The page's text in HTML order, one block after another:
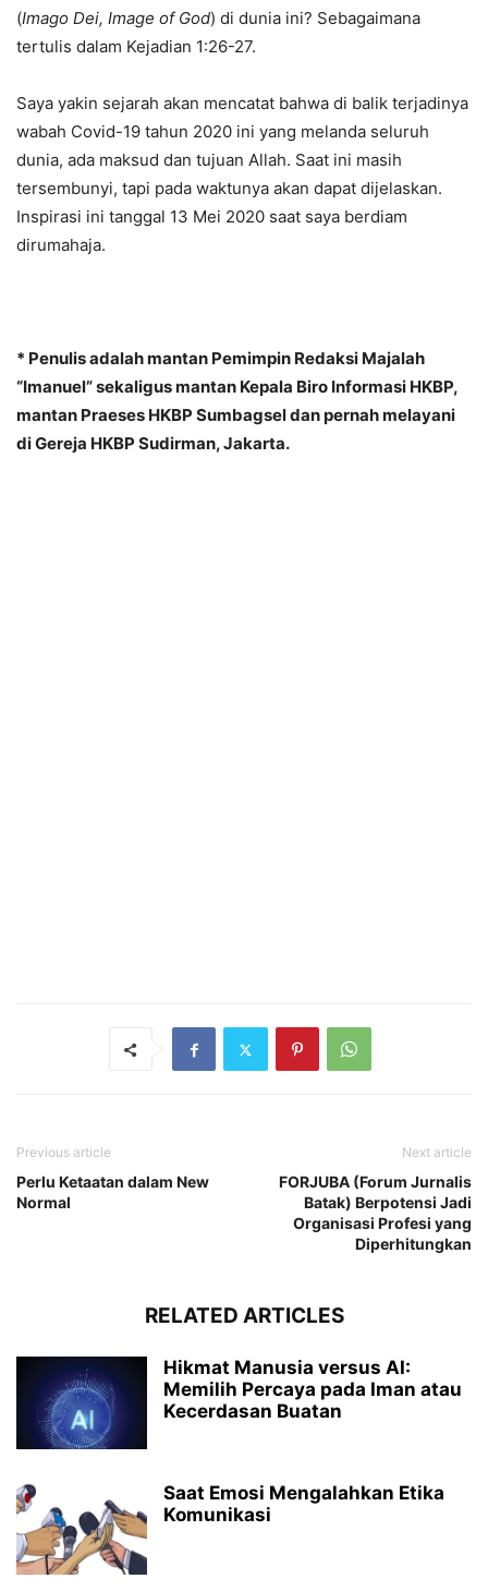
(Imago Dei, Image of God) di dunia ini? Sebagaimana
tertulis dalam Kejadian 1:26-27.
Saya yakin sejarah akan mencatat bahwa di balik terjadinya
wabah Covid-19 tahun 2020 ini yang melanda seluruh
dunia, ada maksud dan tujuan Allah. Saat ini masih
tersembunyi, tapi pada waktunya akan dapat dijelaskan.
Inspirasi ini tanggal 13 Mei 2020 saat saya berdiam
dirumahaja.
* Penulis adalah mantan Pemimpin Redaksi Majalah
“Imanuel” sekaligus mantan Kepala Biro Informasi HKBP,
mantan Praeses HKBP Sumbagsel dan pernah melayani
di Gereja HKBP Sudirman, Jakarta.
Previous article
Perlu Ketaatan dalam New
Normal
Next article
FORJUBA (Forum Jurnalis
Batak) Berpotensi Jadi
Organisasi Profesi yang
Diperhitungkan
RELATED ARTICLES
Hikmat Manusia versus AI:
Memilih Percaya pada Iman atau
Kecerdasan Buatan
Saat Emosi Mengalahkan Etika
Komunikasi